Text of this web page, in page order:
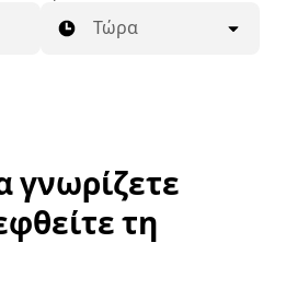
Τώρα
γνωρίζετε
τη